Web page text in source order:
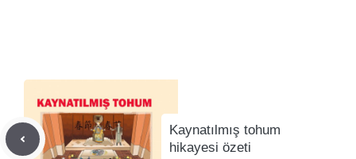
Kaynatılmış tohum
hikayesi özeti